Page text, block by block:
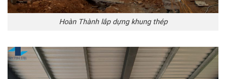
Hoàn Thành lắp dựng khung thép